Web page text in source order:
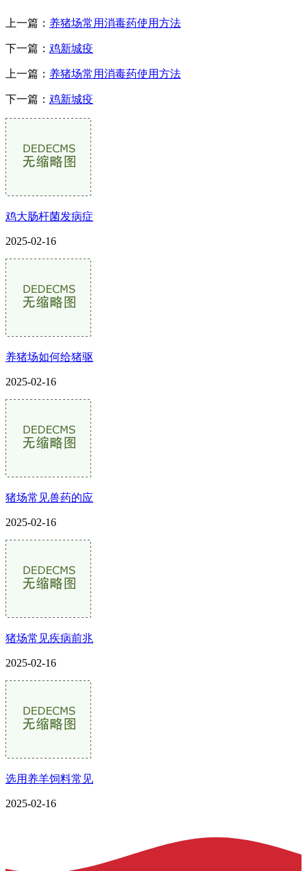
上一篇： 养猪场常用消毒药使用方法
下一篇： 鸡新城疫
上一篇： 养猪场常用消毒药使用方法
下一篇： 鸡新城疫
鸡大肠杆菌发病症
2025-02-16
养猪场如何给猪驱
2025-02-16
猪场常见兽药的应
2025-02-16
猪场常见疾病前兆
2025-02-16
选用养羊饲料常见
2025-02-16